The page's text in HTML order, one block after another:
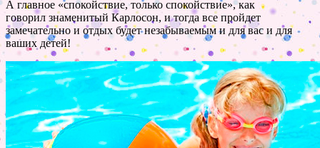
А главное «спокойствие, только спокойствие», как
говорил знаменитый Карлосон, и тогда все пройдет
замечательно и отдых будет незабываемым и для вас и для
ваших детей!